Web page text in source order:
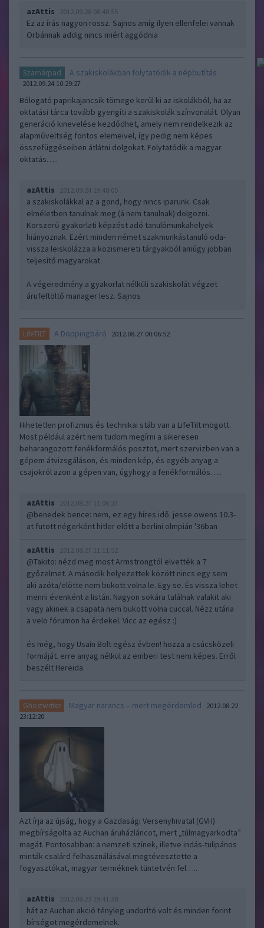
azAttis 2012.09.28 08:48:55
Ez az írás nagyon rossz. Sajnos amíg ilyen ellenfelei vannak
Orbánnak addig nincs miért aggódnia
Szamárpad A szakiskolákban folytatódik a népbutítás
2012.09.24 10:29:27
Bólogató paprikajancsik tömege kerül ki az iskolákból, ha az
oktatási tárca tovább gyengíti a szakiskolák színvonalát. Olyan
generáció kinevelése kezdődhet, amely nem rendelkezik az
alapműveltség fontos elemeivel, így pedig nem képes
összefüggéseiben átlátni dolgokat. Folytatódik a magyar
oktatás…..
azAttis 2012.09.24 19:48:05
a szakiskolákkal az a gond, hogy nincs iparunk. Csak
elméletben tanulnak meg (á nem tanulnak) dolgozni.
Korszerű gyakorlati képzést adó tanulómunkahelyek
hiányoznak. Ezért minden német szakmunkástanuló oda-
vissza leiskolázza a közismereti tárgyakból amúgy jobban
teljesítő magyarokat.
A végeredmény a gyakorlat nélküli szakiskolát végzet
árufeltöltő manager lesz. Sajnos
LifeTILT A Doppingbáró 2012.08.27 00:06:52
Hihetetlen profizmus és technikai stáb van a LifeTilt mögött.
Most például azért nem tudom megírni a sikeresen
beharangozott fenékformálós posztot, mert szervizben van a
gépem átvizsgáláson, és minden kép, és egyéb anyag a
csajokról azon a gépen van, úgyhogy a fenékformálós…..
azAttis 2012.08.27 11:06:23
@benedek bence: nem, ez egy híres idő. jesse owens 10.3-
at futott négerként hitler előtt a berlini olmpián '36ban
azAttis 2012.08.27 11:11:52
@Takito: nézd meg most Armstrongtól elvették a 7
győzelmet. A második helyezettek között nincs egy sem
aki azóta/előtte nem bukott volna le. Egy se. És vissza lehet
menni évenként a listán. Nagyon sokára találnak valakit aki
vagy akinek a csapata nem bukott volna cuccal. Nézz utána
a velo fórumon ha érdekel. Vicc az egész :)
és még, hogy Usain Bolt egész évben! hozza a csúcsközeli
formáját. erre anyag nélkül az emberi test nem képes. Erről
beszélt Hereida
Ghostwriter Magyar narancs – mert megérdemled
2012.08.22
23:12:20
Azt írja az újság, hogy a Gazdasági Versenyhivatal (GVH)
megbírságolta az Auchan áruházláncot, mert „túlmagyarkodta”
magát. Pontosabban: a nemzeti színek, illetve indás-tulipános
minták csalárd felhasználásával megtévesztette a
fogyasztókat, magyar terméknek tüntetvén fel…..
azAttis 2012.08.23 19:41:38
hát az Auchan akció tényleg undorÍtó volt és minden forint
bírségot megérdemelnek.